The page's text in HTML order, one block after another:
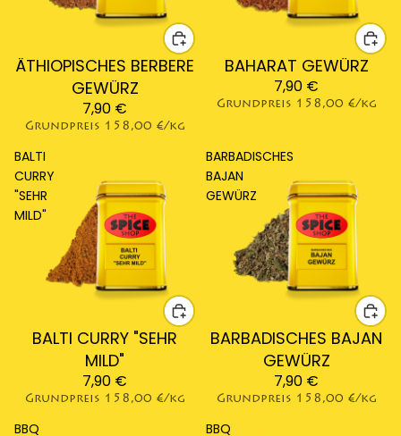
ÄTHIOPISCHES BERBERE
GEWÜRZ
7,90 €
Grundpreis 158,00 €/kg
BAHARAT GEWÜRZ
7,90 €
Grundpreis 158,00 €/kg
BALTI
CURRY
"SEHR
MILD"
BALTI CURRY "SEHR
MILD"
7,90 €
Grundpreis 158,00 €/kg
BARBADISCHES
BAJAN
GEWÜRZ
BARBADISCHES BAJAN
GEWÜRZ
7,90 €
Grundpreis 158,00 €/kg
BBQ
BBQ